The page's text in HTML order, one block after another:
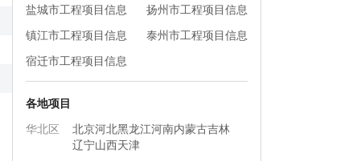
盐城市工程项目信息
扬州市工程项目信息
镇江市工程项目信息
泰州市工程项目信息
宿迁市工程项目信息
各地项目
华北区
北京河北黑龙江河南内蒙古吉林
辽宁山西天津